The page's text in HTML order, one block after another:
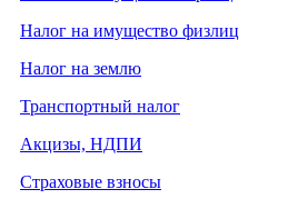
Налог на имущество физлиц
Налог на землю
Транспортный налог
Акцизы, НДПИ
Страховые взносы